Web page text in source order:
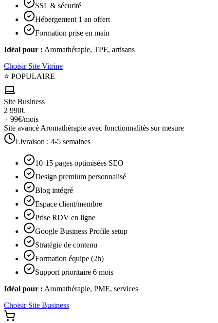
SSL & sécurité
Hébergement 1 an offert
Formation prise en main
Idéal pour : Aromathérapie, TPE, artisans
Choisir Site Vitrine
⭐ POPULAIRE
Site Business
2 990€
+ 99€/mois
Site avancé Aromathérapie avec fonctionnalités sur mesure
Livraison : 4-5 semaines
10-15 pages optimisées SEO
Design premium personnalisé
Blog intégré
Espace client/membre
Prise RDV en ligne
Google Business Profile setup
Stratégie de contenu
Formation équipe (2h)
Support prioritaire 6 mois
Idéal pour : Aromathérapie, PME, services
Choisir Site Business